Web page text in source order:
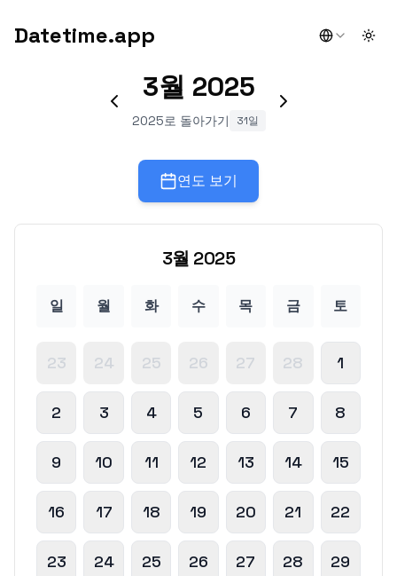
Datetime.app
3월 2025
2025로 돌아가기 31일
연도 보기
3월 2025
일 월 화 수 목 금 토
23 24 25 26 27 28 1
2 3 4 5 6 7 8
9 10 11 12 13 14 15
16 17 18 19 20 21 22
23 24 25 26 27 28 29